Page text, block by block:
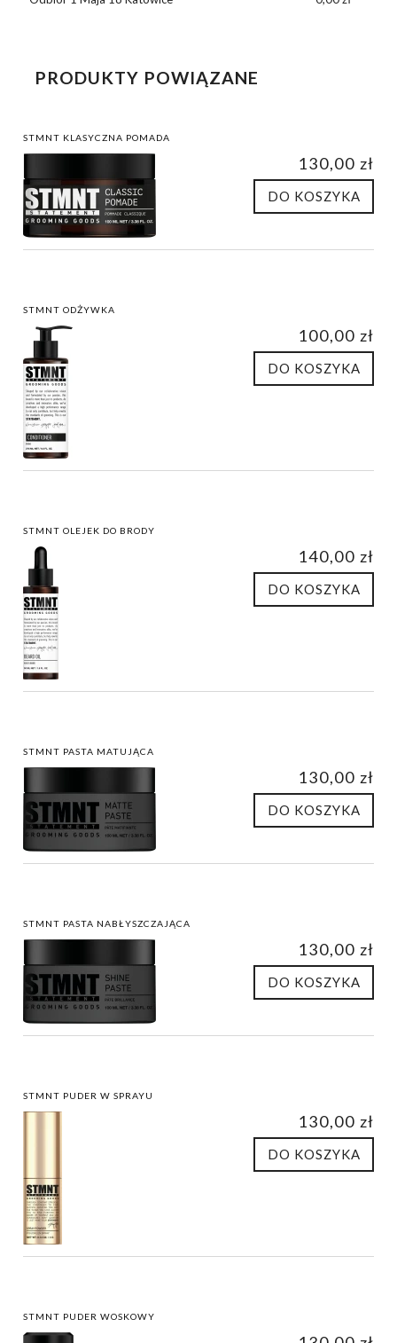
PRODUKTY POWIĄZANE
STMNT KLASYCZNA POMADA
130,00 zł
DO KOSZYKA
STMNT ODŻYWKA
100,00 zł
DO KOSZYKA
STMNT OLEJEK DO BRODY
140,00 zł
DO KOSZYKA
STMNT PASTA MATUJĄCA
130,00 zł
DO KOSZYKA
STMNT PASTA NABŁYSZCZAJĄCA
130,00 zł
DO KOSZYKA
STMNT PUDER W SPRAYU
130,00 zł
DO KOSZYKA
STMNT PUDER WOSKOWY